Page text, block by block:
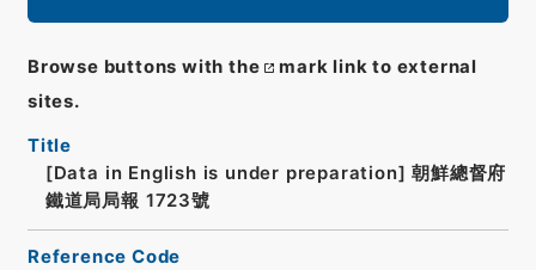
Browse buttons with the
mark link to external
sites.
Title
[Data in English is under preparation] 朝鮮總督府
鐵道局局報 1723號
Reference Code